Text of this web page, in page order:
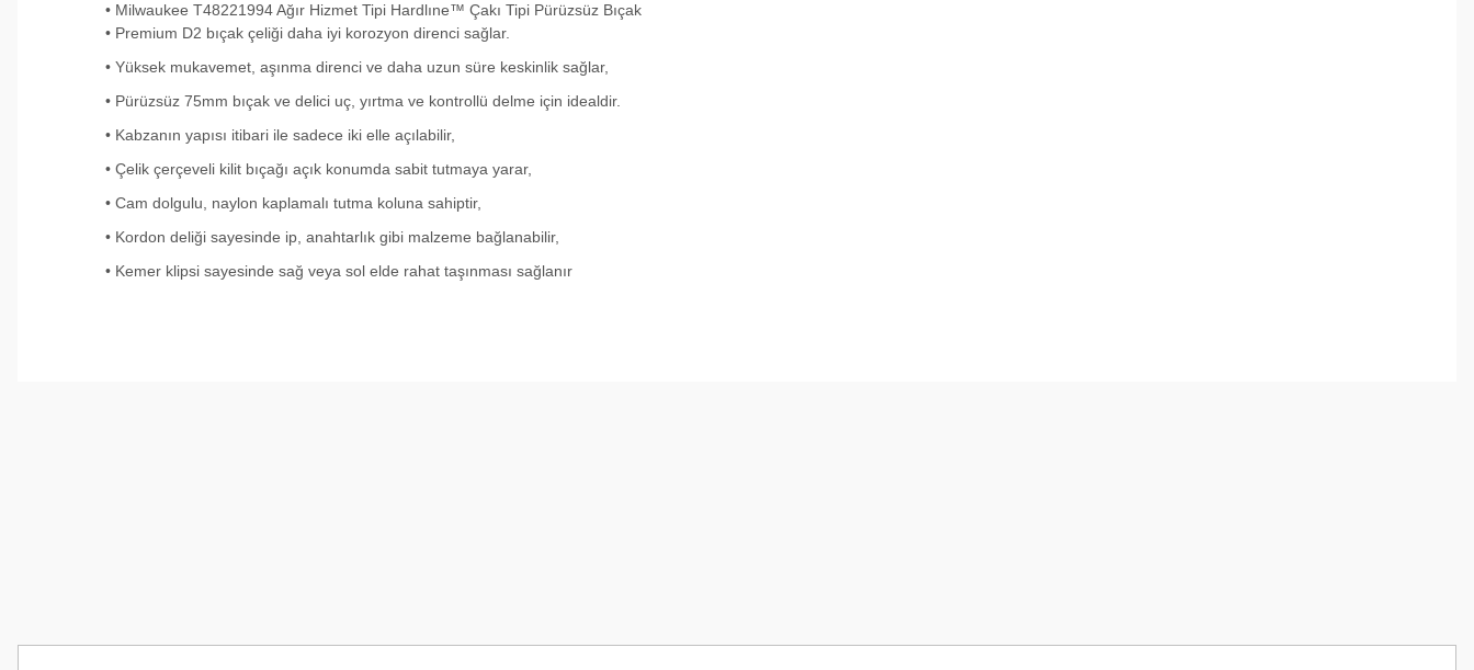
• Milwaukee T48221994 Ağır Hizmet Tipi Hardlıne™ Çakı Tipi Pürüzsüz Bıçak
• Premium D2 bıçak çeliği daha iyi korozyon direnci sağlar.
• Yüksek mukavemet, aşınma direnci ve daha uzun süre keskinlik sağlar,
• Pürüzsüz 75mm bıçak ve delici uç, yırtma ve kontrollü delme için idealdir.
• Kabzanın yapısı itibari ile sadece iki elle açılabilir,
• Çelik çerçeveli kilit bıçağı açık konumda sabit tutmaya yarar,
• Cam dolgulu, naylon kaplamalı tutma koluna sahiptir,
• Kordon deliği sayesinde ip, anahtarlık gibi malzeme bağlanabilir,
• Kemer klipsi sayesinde sağ veya sol elde rahat taşınması sağlanır
Kesinlikle Hem Ürünü hem de firmayı tavsiye ederim. Gayet ilgili ve açıklayıcı bir şekilde benimle